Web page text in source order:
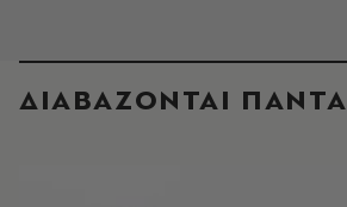
ΔΙΑΒΑΖΟΝΤΑΙ ΠΑΝΤΑ